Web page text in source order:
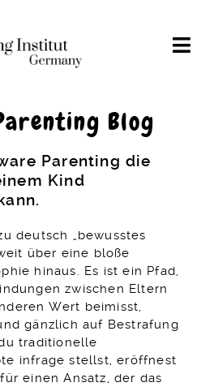
Anke Eyrich
Zum Kennenlernen
Angebote
Ausbildung zur
Familienberatung
Blog
Familienberatung
Kontakt
Blog
Parenting die
Kind
deutsch „bewusstes
über eine bloße
hinaus. Es ist ein Pfad,
zwischen Eltern
Wert beimisst,
gänzlich auf Bestrafung
traditionelle
infrage stellst, eröffnest
einen Ansatz, der das